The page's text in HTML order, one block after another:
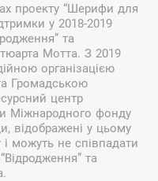
проекту “Шерифи для
у 2018-2019
та
Мотта. З 2019
організацією
Громадською
центр
Міжнародного фонду
відображені у цьому
і можуть не співпадати
та